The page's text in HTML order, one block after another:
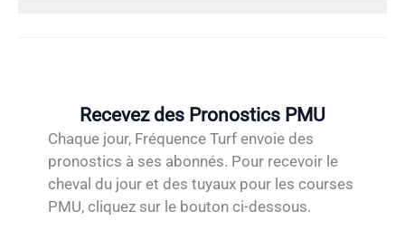
Recevez des Pronostics PMU
Chaque jour, Fréquence Turf envoie des
pronostics à ses abonnés. Pour recevoir le
cheval du jour et des tuyaux pour les courses
PMU, cliquez sur le bouton ci-dessous.